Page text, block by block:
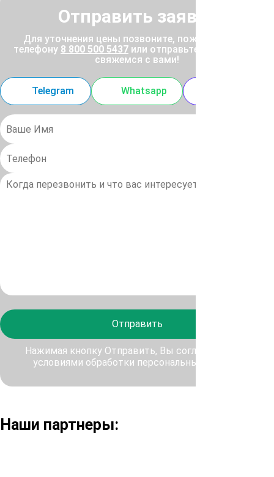
Отправить заявку
Для уточнения цены позвоните, пожалуйста, по
телефону 8 800 500 5437 или отправьте заявку, и мы
свяжемся с вами!
Telegram Whatsapp
Отправить
Нажимая кнопку Отправить, Вы соглашаетесь с
условиями обработки персональных данных
Наши партнеры: